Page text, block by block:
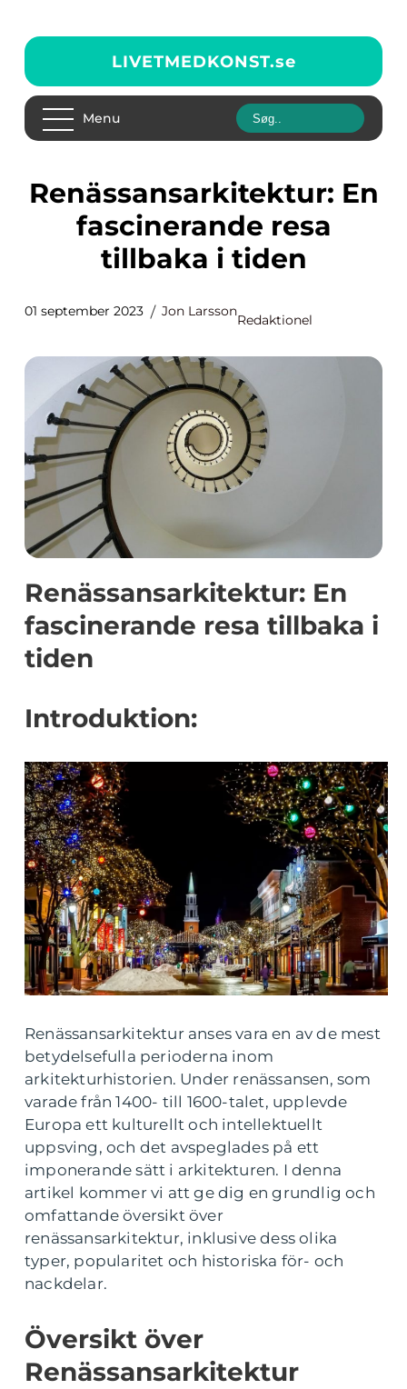
LIVETMEDKONST.se
Menu
Renässansarkitektur: En
fascinerande resa
tillbaka i tiden
01 september 2023 Jon Larsson
Redaktionel
Renässansarkitektur: En
fascinerande resa tillbaka i
tiden
Introduktion:
Renässansarkitektur anses vara en av de mest
betydelsefulla perioderna inom
arkitekturhistorien. Under renässansen, som
varade från 1400- till 1600-talet, upplevde
Europa ett kulturellt och intellektuellt
uppsving, och det avspeglades på ett
imponerande sätt i arkitekturen. I denna
artikel kommer vi att ge dig en grundlig och
omfattande översikt över
renässansarkitektur, inklusive dess olika
typer, popularitet och historiska för- och
nackdelar.
Översikt över
Renässansarkitektur